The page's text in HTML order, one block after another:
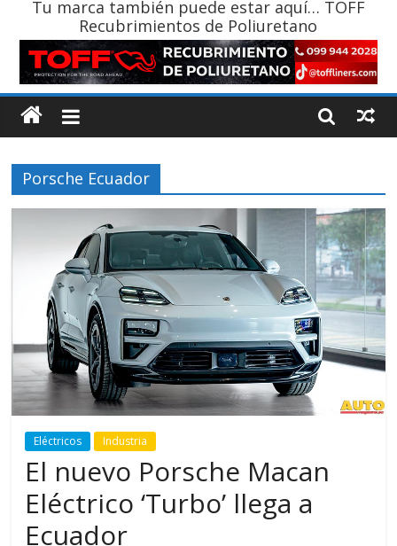
Tu marca también puede estar aquí… TOFF
Recubrimientos de Poliuretano
Porsche Ecuador
Eléctricos Industria
El nuevo Porsche Macan
Eléctrico ‘Turbo’ llega a
Ecuador